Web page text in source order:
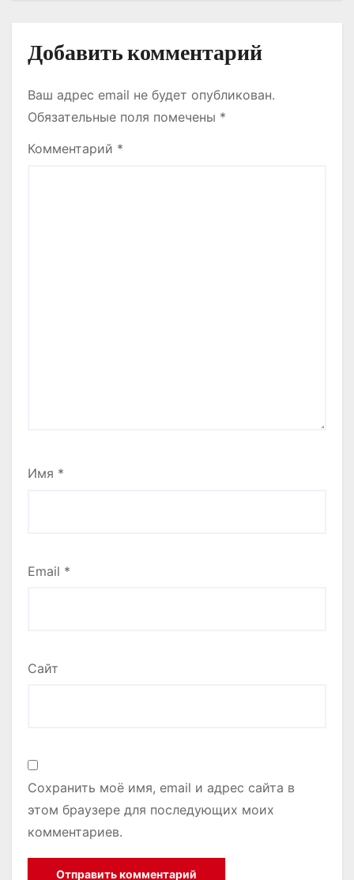
Добавить комментарий
Ваш адрес email не будет опубликован.
Обязательные поля помечены *
Комментарий *
Имя *
Email *
Сайт
Сохранить моё имя, email и адрес сайта в
этом браузере для последующих моих
комментариев.